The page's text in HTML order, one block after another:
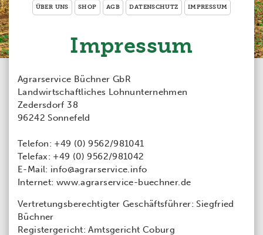
ÜBER UNS SHOP AGB DATENSCHUTZ IMPRESSUM
Impressum
Agrarservice Büchner GbR
Landwirtschaftliches Lohnunternehmen
Zedersdorf 38
96242 Sonnefeld
Telefon: +49 (0) 9562/981041
Telefax: +49 (0) 9562/981042
E-Mail: info@agrarservice.info
Internet: www.agrarservice-buechner.de
Vertretungsberechtigter Geschäftsführer: Siegfried
Büchner
Registergericht: Amtsgericht Coburg